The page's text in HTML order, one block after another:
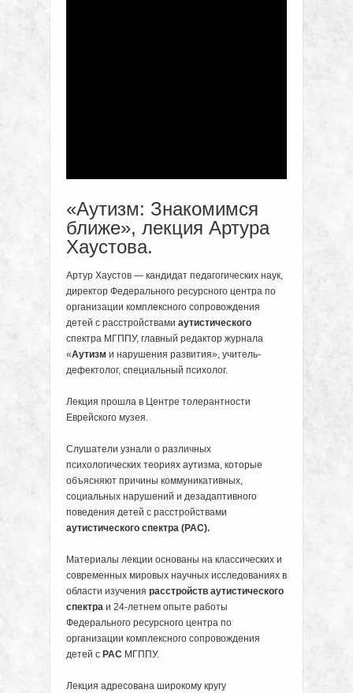
«Аутизм: Знакомимся
ближе», лекция Артура
Хаустова.
Артур Хаустов — кандидат педагогических наук,
директор Федерального ресурсного центра по
организации комплексного сопровождения
детей с расстройствами аутистического
спектра МГППУ, главный редактор журнала
«Аутизм и нарушения развития», учитель-
дефектолог, специальный психолог.
Лекция прошла в Центре толерантности
Еврейского музея.
Слушатели узнали о различных
психологических теориях аутизма, которые
объясняют причины коммуникативных,
социальных нарушений и дезадаптивного
поведения детей с расстройствами
аутистического спектра (РАС).
Материалы лекции основаны на классических и
современных мировых научных исследованиях в
области изучения расстройств аутистического
спектра и 24-летнем опыте работы
Федерального ресурсного центра по
организации комплексного сопровождения
детей с РАС МГППУ.
Лекция адресована широкому кругу